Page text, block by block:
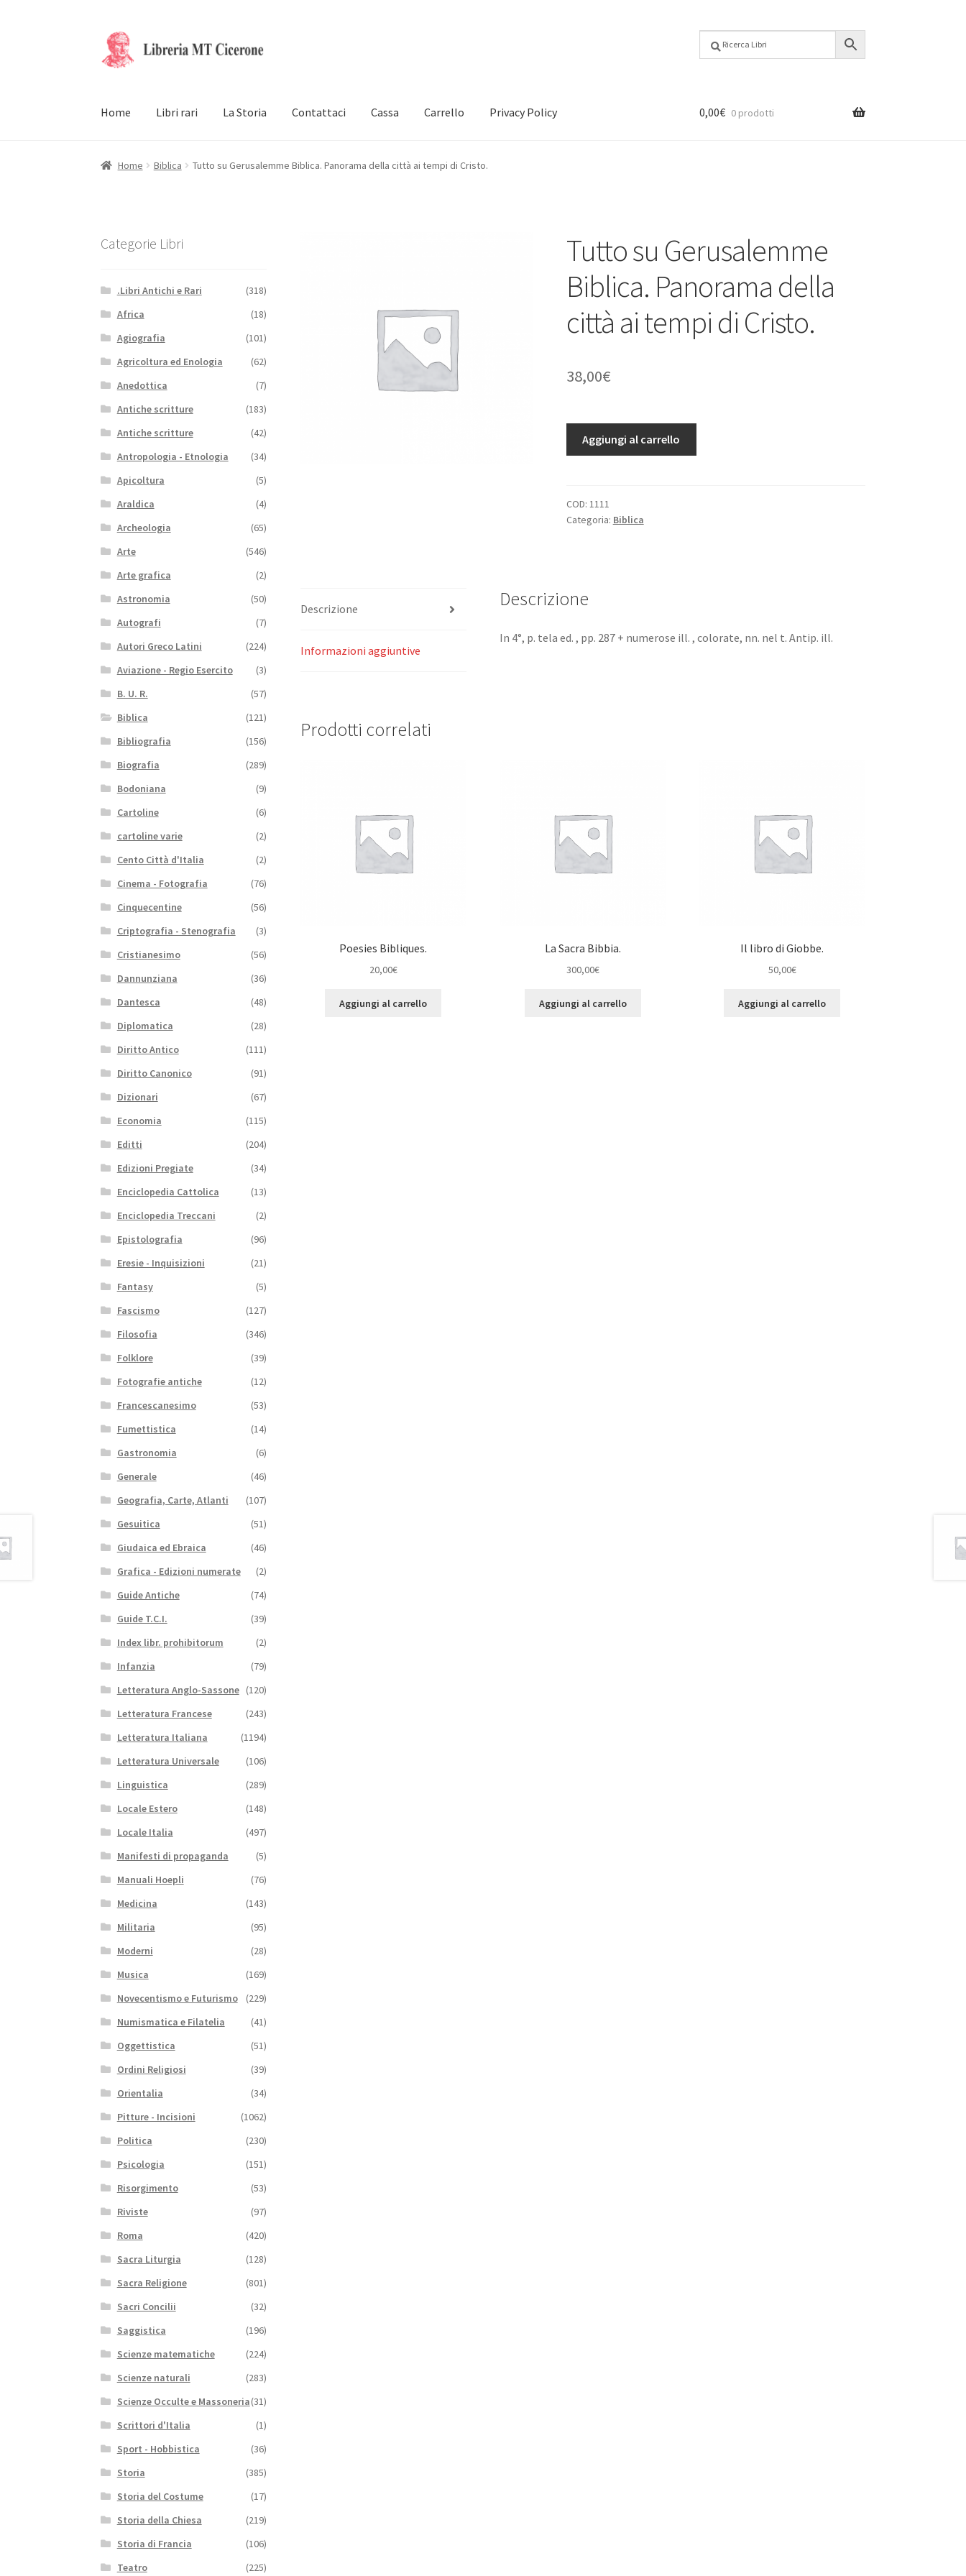
Vai
alla
Vai
al
Home Libri rari La Storia Contattaci Cassa Carrello Privacy Policy 0,00€ 0 prodotti
Home Biblica Tutto su Gerusalemme Biblica. Panorama della città ai tempi di Cristo.
Tutto su Gerusalemme
Biblica. Panorama della
città ai tempi di Cristo.
38,00€
Panorama
della
di
Aggiungi al carrello
COD: 1111
Categoria: Biblica
Descrizione
Informazioni aggiuntive
Descrizione
In 4°, p. tela ed. , pp. 287 + numerose ill. , colorate, nn. nel t. Antip. ill.
Prodotti correlati
Poesies Bibliques.
20,00€
Aggiungi al carrello
La Sacra Bibbia.
300,00€
Aggiungi al carrello
Il libro di Giobbe.
50,00€
Aggiungi al carrello
Categorie Libri
.Libri Antichi e Rari
(318)
Africa
(18)
Agiografia
(101)
Agricoltura ed Enologia
(62)
Anedottica
(7)
Antiche scritture
(183)
Antiche scritture
(42)
Antropologia - Etnologia
(34)
Apicoltura
(5)
Araldica
(4)
Archeologia
(65)
Arte
(546)
Arte grafica
(2)
Astronomia
(50)
Autografi
(7)
Autori Greco Latini
(224)
Aviazione - Regio Esercito
(3)
B. U. R.
(57)
Biblica
(121)
Bibliografia
(156)
Biografia
(289)
Bodoniana
(9)
Cartoline
(6)
cartoline varie
(2)
Cento Città d'Italia
(2)
Cinema - Fotografia
(76)
Cinquecentine
(56)
Criptografia - Stenografia
(3)
Cristianesimo
(56)
Dannunziana
(36)
Dantesca
(48)
Diplomatica
(28)
Diritto Antico
(111)
Diritto Canonico
(91)
Dizionari
(67)
Economia
(115)
Editti
(204)
Edizioni Pregiate
(34)
Enciclopedia Cattolica
(13)
Enciclopedia Treccani
(2)
Epistolografia
(96)
Eresie - Inquisizioni
(21)
Fantasy
(5)
Fascismo
(127)
Filosofia
(346)
Folklore
(39)
Fotografie antiche
(12)
Francescanesimo
(53)
Fumettistica
(14)
Gastronomia
(6)
Generale
(46)
Geografia, Carte, Atlanti
(107)
Gesuitica
(51)
Giudaica ed Ebraica
(46)
Grafica - Edizioni numerate
(2)
Guide Antiche
(74)
Guide T.C.I.
(39)
Index libr. prohibitorum
(2)
Infanzia
(79)
Letteratura Anglo-Sassone (120)
Letteratura Francese
(243)
Letteratura Italiana
(1194)
Letteratura Universale
(106)
Linguistica
(289)
Locale Estero
(148)
Locale Italia
(497)
Manifesti di propaganda
(5)
Manuali Hoepli
(76)
Medicina
(143)
Militaria
(95)
Moderni
(28)
Musica
(169)
Novecentismo e Futurismo
(229)
Numismatica e Filatelia
(41)
Oggettistica
(51)
Ordini Religiosi
(39)
Orientalia
(34)
Pitture - Incisioni
(1062)
Politica
(230)
Psicologia
(151)
Risorgimento
(53)
Riviste
(97)
Roma
(420)
Sacra Liturgia
(128)
Sacra Religione
(801)
Sacri Concilii
(32)
Saggistica
(196)
Scienze matematiche
(224)
Scienze naturali
(283)
Scienze Occulte e Massoneria(31)
Scrittori d'Italia
(1)
Sport - Hobbistica
(36)
Storia
(385)
Storia del Costume
(17)
Storia della Chiesa
(219)
Storia di Francia
(106)
Teatro
(225)